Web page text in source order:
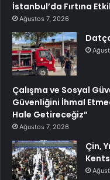
İstanbul’da Fırtına
Ağustos 7, 2026
Çalışma ve Sosyal
Güvenliğini İhmal
Hale Getireceğiz”
Ağustos 7, 2026
Çin,